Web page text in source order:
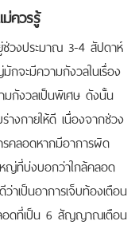
ควรรู้
ช่วงประมาณ 3-4 สัปดาห์
จะมีความกังวลในเรื่อง
กังวลเป็นพิเศษ ดังนั้น
งกายให้ดี เนื่องจากช่วง
รคลอดหากมีอาการผิด
ญ่ที่บ่งบอกว่าใกล้คลอด
าเป็นอาการเจ็บท้องเตือน
ลอดที่เป็น 6 สัญญาณเตือน